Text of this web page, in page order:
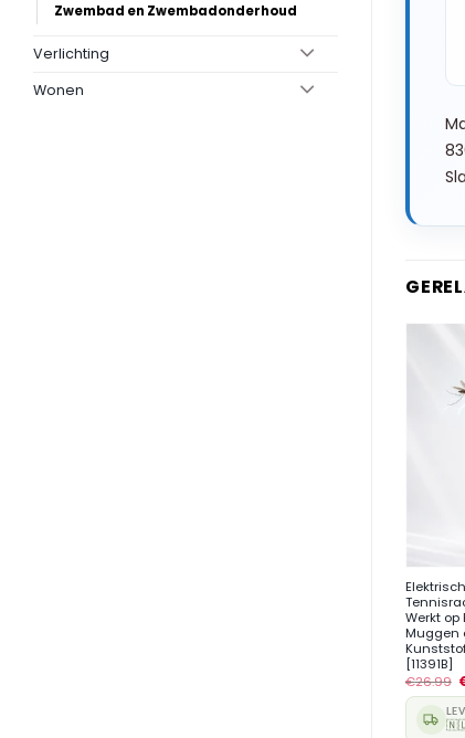
Zwembad en Zwembadonderhoud
Verlichting
Wonen
Werkt op
Muggen
[11391B]
€26.99